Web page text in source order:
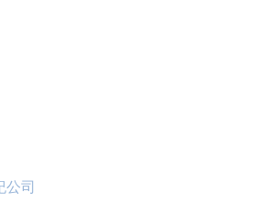
公司